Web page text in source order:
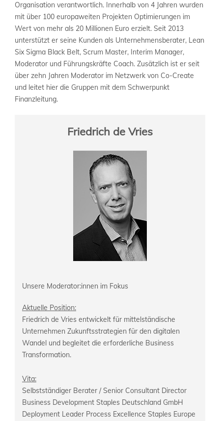
Organisation verantwortlich. Innerhalb von 4 Jahren wurden
mit über 100 europaweiten Projekten Optimierungen im
Wert von mehr als 20 Millionen Euro erzielt. Seit 2013
unterstützt er seine Kunden als Unternehmensberater, Lean
Six Sigma Black Belt, Scrum Master, Interim Manager,
Moderator und Führungskräfte Coach. Zusätzlich ist er seit
über zehn Jahren Moderator im Netzwerk von Co-Create
und leitet hier die Gruppen mit dem Schwerpunkt
Finanzleitung.
Friedrich de Vries
Unsere Moderator:innen im Fokus
Aktuelle Position:
Friedrich de Vries entwickelt für mittelständische
Unternehmen Zukunftsstrategien für den digitalen
Wandel und begleitet die erforderliche Business
Transformation.
Vita:
Selbstständiger Berater / Senior Consultant Director
Business Development Staples Deutschland GmbH
Deployment Leader Process Excellence Staples Europe